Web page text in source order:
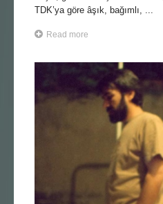
TDK’ya göre âşık, bağımlı, ...
Read more